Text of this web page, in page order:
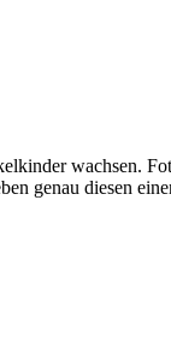
wachsen.
genau diesen